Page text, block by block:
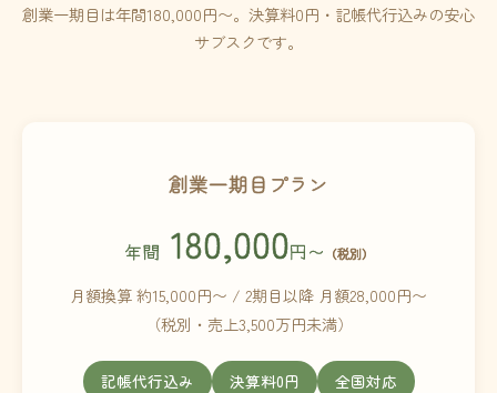
創業一期目は年間180,000円〜。決算料0円・記帳代行込みの安心
サブスクです。
創業一期目プラン
年間 180,000円〜 （税別）
月額換算 約15,000円〜 / 2期目以降 月額28,000円〜
（税別・売上3,500万円未満）
記帳代行込み 決算料0円
全国対応